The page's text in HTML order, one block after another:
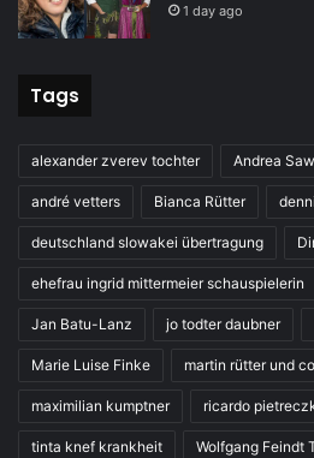
1 day ago
Tags
alexander zverev tochter Andrea
andré vetters Bianca Rütter
deutschland slowakei übertragung
ehefrau ingrid mittermeier schauspielerin
Jan Batu-Lanz jo todter daubner
Marie Luise Finke martin rütter und
maximilian kumptner ricardo
tinta knef krankheit Wolfgang Feindt